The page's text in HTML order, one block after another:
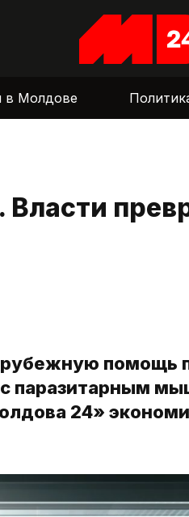
в Молдове
Власти
помощь
паразитарным
24»